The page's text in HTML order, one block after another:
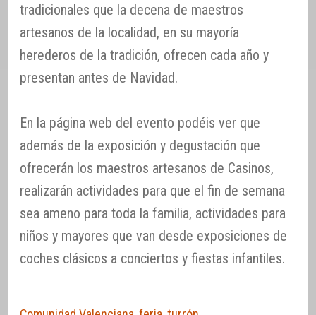
tradicionales que la decena de maestros
artesanos de la localidad, en su mayoría
herederos de la tradición, ofrecen cada año y
presentan antes de Navidad.
En la página web del evento podéis ver que
además de la exposición y degustación que
ofrecerán los maestros artesanos de Casinos,
realizarán actividades para que el fin de semana
sea ameno para toda la familia, actividades para
niños y mayores que van desde exposiciones de
coches clásicos a conciertos y fiestas infantiles.